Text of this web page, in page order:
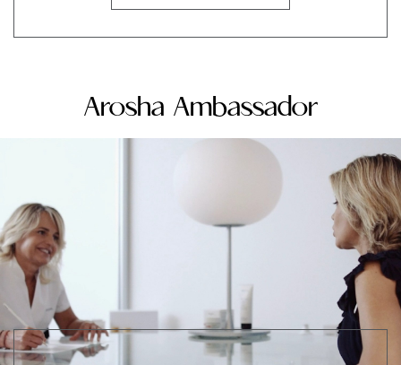
Arosha Ambassador